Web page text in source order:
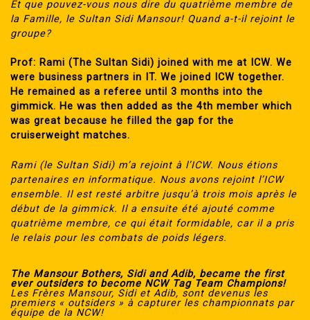
Et que pouvez-vous nous dire du quatrième membre de
la Famille, le Sultan Sidi Mansour! Quand a-t-il rejoint le
groupe?
Prof: Rami (The Sultan Sidi) joined with me at ICW. We
were business partners in IT. We joined ICW together.
He remained as a referee until 3 months into the
gimmick. He was then added as the 4th member which
was great because he filled the gap for the
cruiserweight matches.
Rami (le Sultan Sidi) m’a rejoint à l’ICW. Nous étions
partenaires en informatique. Nous avons rejoint l’ICW
ensemble. Il est resté arbitre jusqu’à trois mois après le
début de la gimmick. Il a ensuite été ajouté comme
quatrième membre, ce qui était formidable, car il a pris
le relais pour les combats de poids légers.
The Mansour Bothers, Sidi and Adib, became the first
ever outsiders to become NCW Tag Team Champions!
Les Frères Mansour, Sidi et Adib, sont devenus les
premiers « outsiders » à capturer les championnats par
équipe de la NCW!